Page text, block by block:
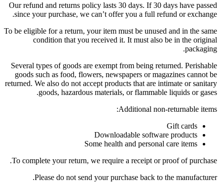
Our refund and returns policy lasts 30 days. If 30 days have passed
since your purchase, we can’t offer you a full refund or exchange.
To be eligible for a return, your item must be unused and in the same
condition that you received it. It must also be in the original
packaging.
Several types of goods are exempt from being returned. Perishable
goods such as food, flowers, newspapers or magazines cannot be
returned. We also do not accept products that are intimate or sanitary
goods, hazardous materials, or flammable liquids or gases.
Additional non-returnable items:
Gift cards
Downloadable software products
Some health and personal care items
To complete your return, we require a receipt or proof of purchase.
Please do not send your purchase back to the manufacturer.